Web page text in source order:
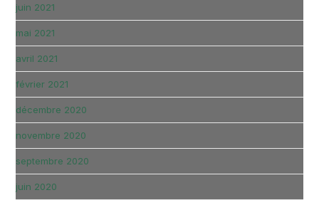
juin 2021
mai 2021
avril 2021
février 2021
décembre 2020
novembre 2020
septembre 2020
juin 2020